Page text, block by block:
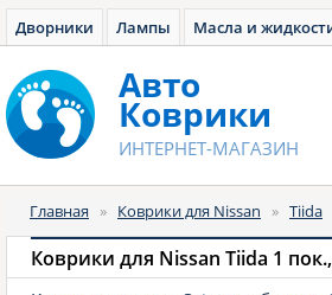
Дворники Лампы Масла и
Авто
Коврики
ИНТЕРНЕТ-МАГАЗИН
Главная » Коврики для Nissan » Tiida
Коврики для Nissan Tiida 1